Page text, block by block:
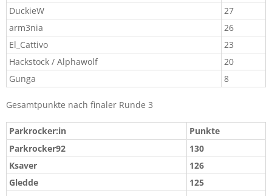
DuckieW
27​
arm3nia​
26​
El_Cattivo​
23​
Hackstock / Alphawolf​
20​
Gunga​
8​
Gesamtpunkte nach finaler Runde 3
Parkrocker:in​
Punkte​
Parkrocker92
130
Ksaver
126
Gledde
125